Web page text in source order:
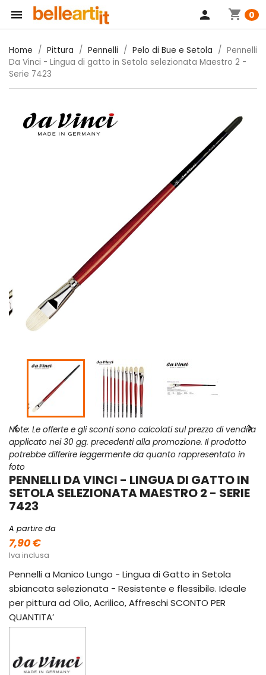
 shopping_cart 0
person
Home Pittura Pennelli Pelo di Bue e Setola
Pennelli
Da Vinci - Lingua di gatto in Setola selezionata Maestro 2 -
Serie 7423
 
Note: Le offerte e gli sconti sono calcolati sul prezzo di vendita
applicato nei 30 gg. precedenti alla promozione. Il prodotto
potrebbe differire leggermente da quanto rappresentato in
foto
PENNELLI DA VINCI - LINGUA DI GATTO IN
SETOLA SELEZIONATA MAESTRO 2 - SERIE
7423
A partire da
7,90 €
Iva inclusa
Pennelli a Manico Lungo - Lingua di Gatto in Setola
sbiancata selezionata - Resistente e flessibile. Ideale
per pittura ad Olio, Acrilico, Affreschi SCONTO PER
QUANTITA’